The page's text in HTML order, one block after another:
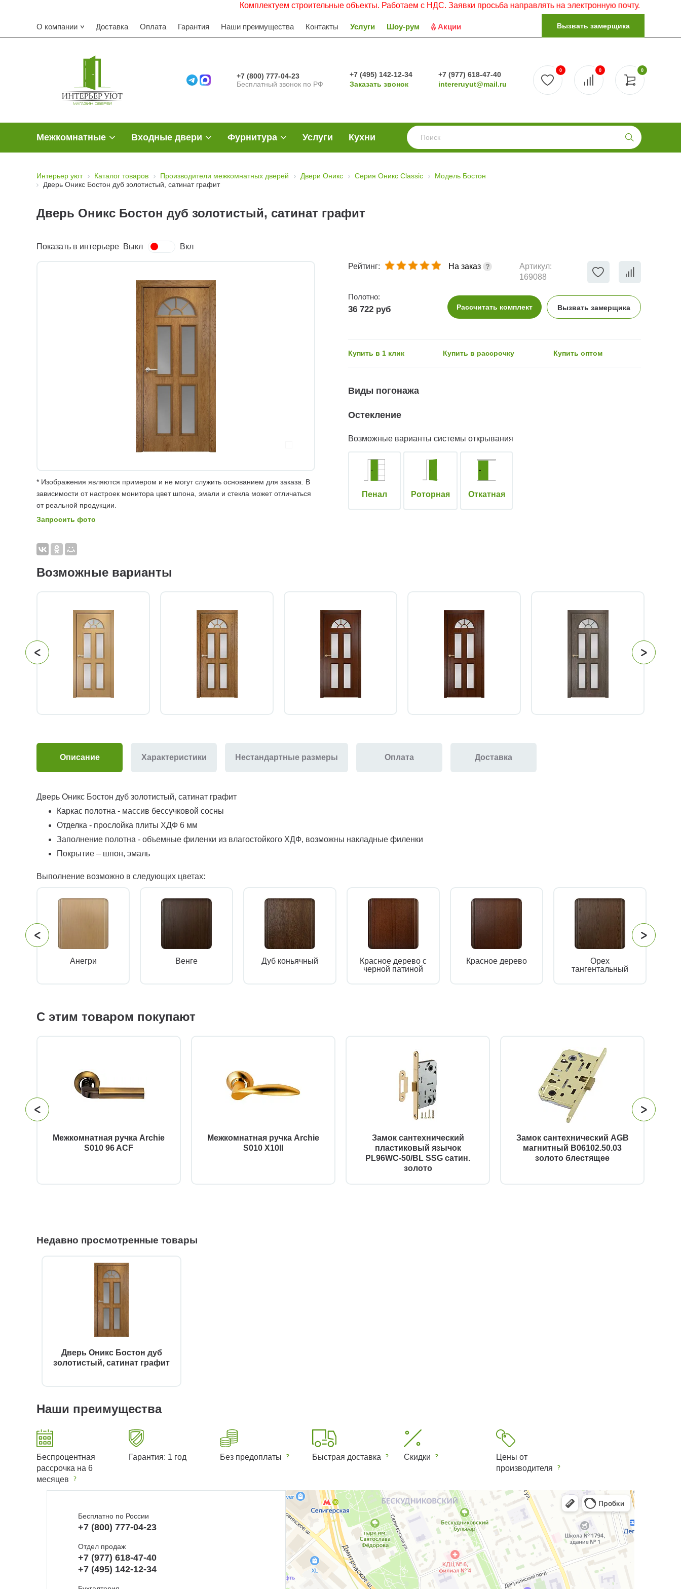
Комплектуем строительные объекты. Работаем с НДС. Заявки просьба направлять на электронную почту.
О компании Доставка Оплата Гарантия Наши преимущества Контакты Услуги Шоу-рум Акции Вызвать замерщика
+7 (800) 777-04-23
Бесплатный звонок по РФ
+7 (495) 142-12-34
Заказать звонок
+7 (977) 618-47-40
intereruyut@mail.ru
0
0 0
Межкомнатные Входные двери Фурнитура Услуги Кухни
Интерьер уют Каталог товаров Производители межкомнатных дверей Двери Оникс Серия Оникс Classic
Модель Бостон
Дверь Оникс Бостон дуб золотистый, сатинат графит
Дверь Оникс Бостон дуб золотистый, сатинат графит
Показать в интерьере Выкл Вкл
* Изображения являются примером и не могут служить основанием для заказа. В
зависимости от настроек монитора цвет шпона, эмали и стекла может отличаться
от реальной продукции.
Запросить фото
Рейтинг: На заказ
Артикул:
169088
Полотно:
36 722 руб Рассчитать комплект Вызвать замерщика
Купить в 1 клик Купить в рассрочку Купить оптом
Виды погонажа
Остекление
Возможные варианты системы открывания
Пенал Роторная Откатная
Возможные варианты
Описание Характеристики Нестандартные размеры Оплата Доставка
Дверь Оникс Бостон дуб золотистый, сатинат графит
Каркас полотна - массив бессучковой сосны
Отделка - прослойка плиты ХДФ 6 мм
Заполнение полотна - объемные филенки из влагостойкого ХДФ, возможны накладные филенки
Покрытие – шпон, эмаль
Выполнение возможно в следующих цветах:
Анегри Венге Дуб коньячный
Красное дерево с
черной патиной
Красное дерево
Орех
тангентальный
С этим товаром покупают
Межкомнатная ручка Archie
S010 96 ACF
Межкомнатная ручка Archie
S010 X10II
Замок сантехнический
пластиковый язычок
PL96WC-50/BL SSG сатин.
золото
Замок сантехнический AGB
магнитный B06102.50.03
золото блестящее
Недавно просмотренные товары
Дверь Оникс Бостон дуб
золотистый, сатинат графит
Наши преимущества
Беспроцентная
рассрочка на 6
месяцев
Гарантия: 1 год Без предоплаты Быстрая доставка Скидки
Цены от
производителя
Бесплатно по России
+7 (800) 777-04-23
Отдел продаж
+7 (977) 618-47-40
+7 (495) 142-12-34